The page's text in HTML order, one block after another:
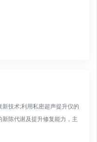
技术;利用私密超声提升仪的
陈代谢及提升修复能力，主